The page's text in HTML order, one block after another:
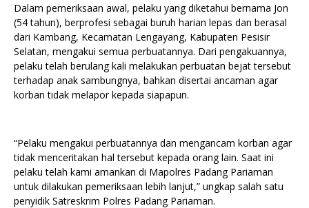
Dalam pemeriksaan awal, pelaku yang diketahui bernama Jon
(54 tahun), berprofesi sebagai buruh harian lepas dan berasal
dari Kambang, Kecamatan Lengayang, Kabupaten Pesisir
Selatan, mengakui semua perbuatannya. Dari pengakuannya,
pelaku telah berulang kali melakukan perbuatan bejat tersebut
terhadap anak sambungnya, bahkan disertai ancaman agar
korban tidak melapor kepada siapapun.
“Pelaku mengakui perbuatannya dan mengancam korban agar
tidak menceritakan hal tersebut kepada orang lain. Saat ini
pelaku telah kami amankan di Mapolres Padang Pariaman
untuk dilakukan pemeriksaan lebih lanjut,” ungkap salah satu
penyidik Satreskrim Polres Padang Pariaman.